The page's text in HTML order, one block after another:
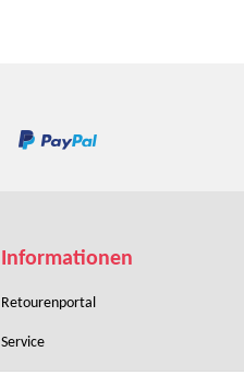
Informationen
Retourenportal
Service